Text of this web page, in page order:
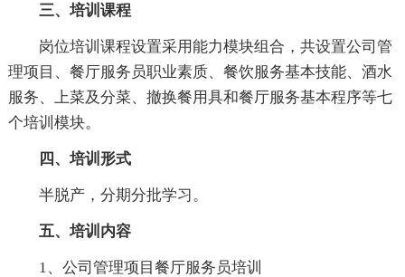
三、培训课程
岗位培训课程设置采用能力模块组合，共设置公司管
理项目、餐厅服务员职业素质、餐饮服务基本技能、酒水
服务、上菜及分菜、撤换餐用具和餐厅服务基本程序等七
个培训模块。
四、培训形式
半脱产，分期分批学习。
五、培训内容
1、公司管理项目餐厅服务员培训